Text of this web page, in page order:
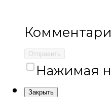
Отправить
Нажимая
Закрыть